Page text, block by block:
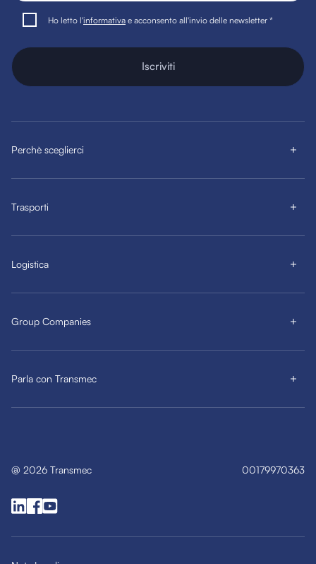
Ho letto l'informativa e acconsento all'invio delle newsletter *
Iscriviti
Perchè sceglierci
Trasporti
Logistica
Group Companies
Parla con Transmec
@ 2026 Transmec 00179970363